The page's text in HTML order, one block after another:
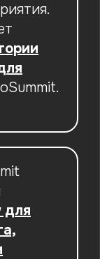
для